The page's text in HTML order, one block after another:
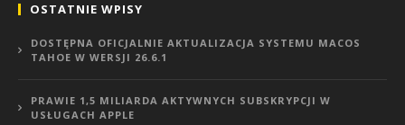
OSTATNIE WPISY
DOSTĘPNA OFICJALNIE AKTUALIZACJA SYSTEMU MACOS
TAHOE W WERSJI 26.6.1
PRAWIE 1,5 MILIARDA AKTYWNYCH SUBSKRYPCJI W
USŁUGACH APPLE